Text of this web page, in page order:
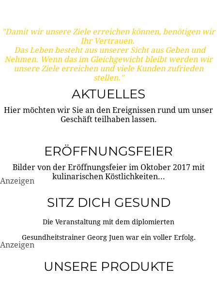
"Damit wir unsere Ziele erreichen können, benötigen wir
Ihr Vertrauen.
Das Leben besteht aus unserer Sicht aus Geben und
Nehmen. Wenn das im Gleichgewicht bleibt werden wir
unsere Ziele erreichen und viele Kunden zufrieden
stellen."
AKTUELLES
Hier möchten wir Sie an den Ereignissen rund um unser
Geschäft teilhaben lassen.
ERÖFFNUNGSFEIER
Bilder von der Eröffnungsfeier im Oktober 2017 mit
kulinarischen Köstlichkeiten...
Anzeigen
SITZ DICH GESUND
Die Veranstaltung mit dem diplomierten
Gesundheitstrainer Georg Juen war ein voller Erfolg.
Anzeigen
UNSERE PRODUKTE